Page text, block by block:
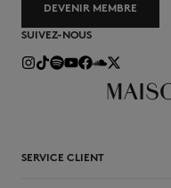
DEVENIR MEMBRE
SUIVEZ-NOUS
SERVICE CLIENT